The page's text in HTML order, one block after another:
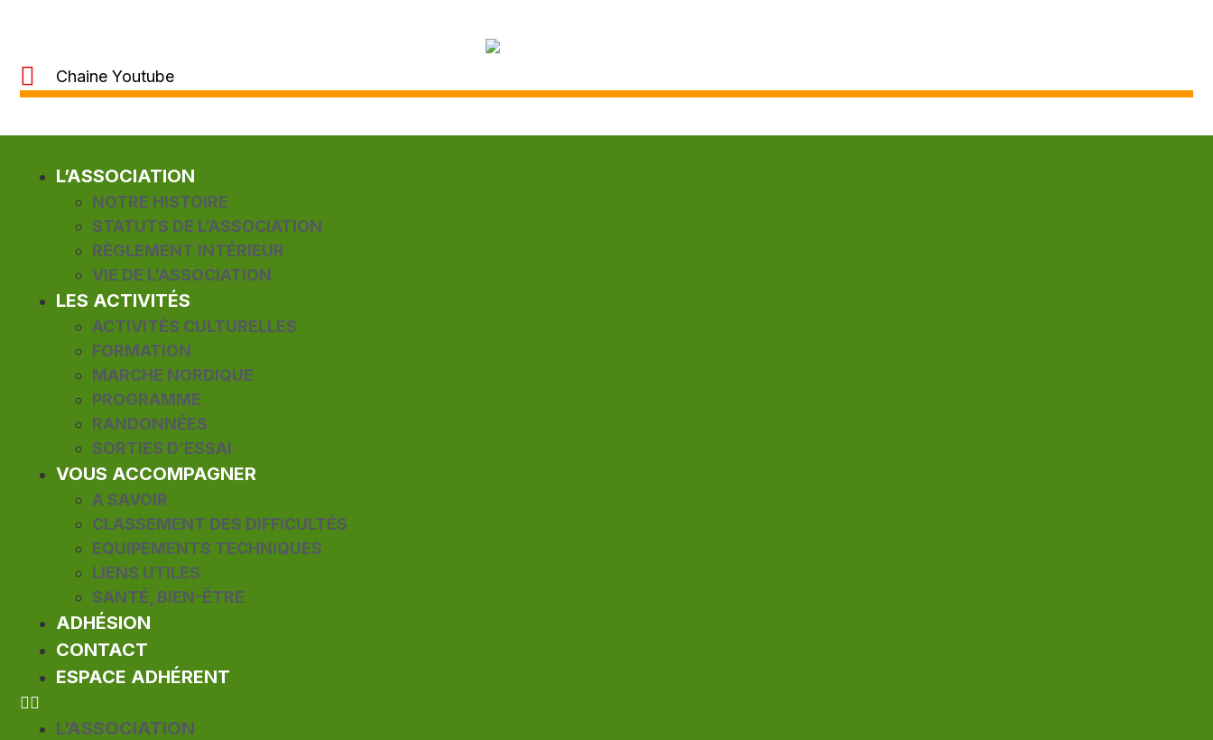
Chaine Youtube
L’ASSOCIATION
NOTRE HISTOIRE
STATUTS DE L’ASSOCIATION
RÈGLEMENT INTÉRIEUR
VIE DE L’ASSOCIATION
LES ACTIVITÉS
ACTIVITÉS CULTURELLES
FORMATION
MARCHE NORDIQUE
PROGRAMME
RANDONNÉES
SORTIES D’ESSAI
VOUS ACCOMPAGNER
A SAVOIR
CLASSEMENT DES DIFFICULTÉS
EQUIPEMENTS TECHNIQUES
LIENS UTILES
SANTÉ, BIEN-ÊTRE
ADHÉSION
CONTACT
ESPACE ADHÉRENT
L’ASSOCIATION